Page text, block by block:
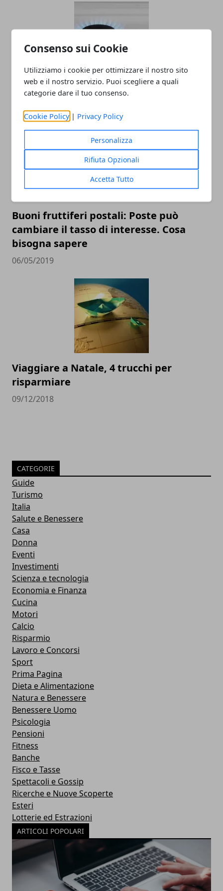
Consenso sui Cookie
Utilizziamo i cookie per ottimizzare il nostro sito
web e il nostro servizio. Puoi scegliere a quali
categorie dare il tuo consenso.
Cookie Policy | Privacy Policy
Personalizza
Rifiuta Opzionali
Accetta Tutto
Le migliori offerte di luce e gas
27/09/2021
Buoni fruttiferi postali: Poste può
cambiare il tasso di interesse. Cosa
bisogna sapere
06/05/2019
Viaggiare a Natale, 4 trucchi per
risparmiare
09/12/2018
CATEGORIE
Guide
Turismo
Italia
Salute e Benessere
Casa
Donna
Eventi
Investimenti
Scienza e tecnologia
Economia e Finanza
Cucina
Motori
Calcio
Risparmio
Lavoro e Concorsi
Sport
Prima Pagina
Dieta e Alimentazione
Natura e Benessere
Benessere Uomo
Psicologia
Pensioni
Fitness
Banche
Fisco e Tasse
Spettacoli e Gossip
Ricerche e Nuove Scoperte
Esteri
Lotterie ed Estrazioni
ARTICOLI POPOLARI